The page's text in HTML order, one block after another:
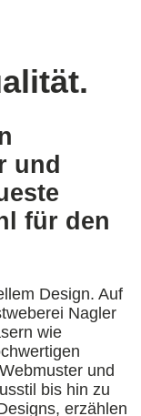
und
für den
Design. Auf
Nagler
wie
und
bis hin zu
erzählen